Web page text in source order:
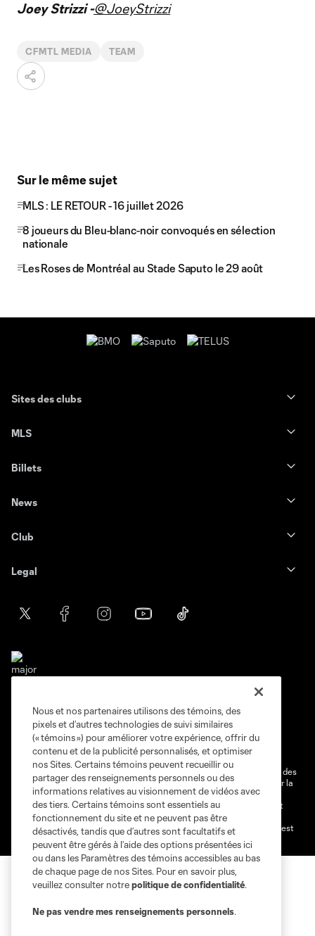
Joey Strizzi -@JoeyStrizzi
CFMTL MEDIA TEAM
Sur le même sujet
MLS : LE RETOUR - 16 juillet 2026
8 joueurs du Bleu-blanc-noir convoqués en sélection
nationale
Les Roses de Montréal au Stade Saputo le 29 août
Sites des clubs
MLS
Billets
News
Club
Legal
Conditions d'utilisation
Politique de confidentialité
Ne vendez pas et ne partagez pas mes information personnelles.
Paramètres des témoins
@2026 MLS. Le nom et l'écusson Major League Soccer et MLS sont des
marques déposées de Major League Soccer, LLC (“MLS”) protégés par la
loi. Les noms et les logos des différentes équipes de MLS sont des
marques déposées ou des marques de droit commun de MLS ou sont
utilisées avec l’autorisation ou l'accord tacite préalable de leurs
propriétaires. Toute l’utilisation de leurs noms et logos non-autorisée est
par conséquent prohibée est interdite.
Nous et nos partenaires utilisons des témoins, des
pixels et d’autres technologies de suivi similaires
(« témoins ») pour améliorer votre expérience, offrir du
contenu et de la publicité personnalisés, et optimiser
nos Sites. Certains témoins peuvent recueillir ou
partager des renseignements personnels ou des
informations relatives au visionnement de vidéos avec
des tiers. Certains témoins sont essentiels au
fonctionnement du site et ne peuvent pas être
désactivés, tandis que d’autres sont facultatifs et
peuvent être gérés à l’aide des options présentées ici
ou dans les Paramètres des témoins accessibles au bas
de chaque page de nos Sites. Pour en savoir plus,
veuillez consulter notrepolitique de confidentialité.
Ne pas vendre mes renseignements personnels.